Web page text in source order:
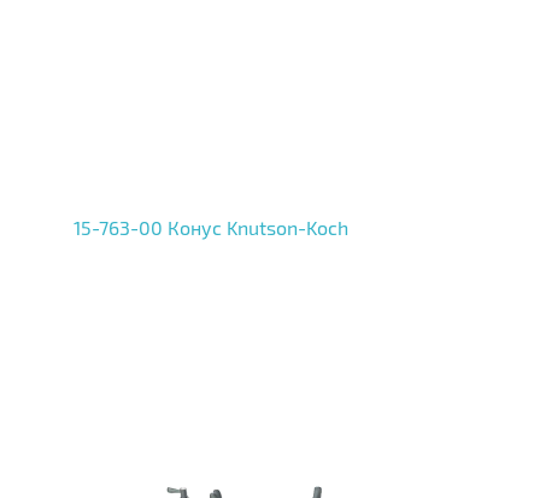
15-763-00 Конус Knutson-Koch